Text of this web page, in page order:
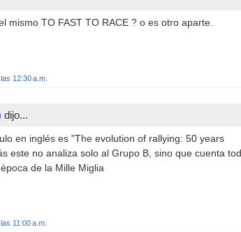
mismo TO FAST TO RACE ? o es otro aparte.
12:30 a.m.
dijo...
en inglés es "The evolution of rallying: 50 years
este no analiza solo al Grupo B, sino que cuenta
de la Mille Miglia
11:00 a.m.